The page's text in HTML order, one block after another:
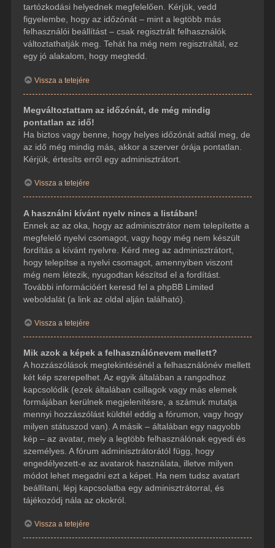
tartózkodási helyednek megfelelően. Kérjük, vedd
figyelembe, hogy az időzónát – mint a legtöbb más
felhasználói beállítást – csak regisztrált felhasználók
változtathatják meg. Tehát ha még nem regisztráltál, ez
egy jó alakalom, hogy megtedd.
Vissza a tetejére
Megváltoztattam az időzónát, de még mindig
pontatlan az idő!
Ha biztos vagy benne, hogy helyes időzónát adtál meg, de
az idő még mindig más, akkor a szerver órája pontatlan.
Kérjük, értesíts erről egy adminisztrátort.
Vissza a tetejére
A használni kívánt nyelv nincs a listában!
Ennek az az oka, hogy az adminisztrátor nem telepítette a
megfelelő nyelvi csomagot, vagy hogy még nem készült
fordítás a kívánt nyelvre. Kérd meg az adminisztrátort,
hogy telepítse a nyelvi csomagot, amennyiben viszont
még nem létezik, nyugodtan készítsd el a fordítást.
További információért keresd fel a phpBB Limited
weboldalát (a link az oldal alján található).
Vissza a tetejére
Mik azok a képek a felhasználónevem mellett?
A hozzászólások megtekintésénél a felhasználónév mellett
két kép szerepelhet. Az egyik általában a rangodhoz
kapcsolódik (ezek általában csillagok vagy más elemek
formájában kerülnek megjelenítésre, a számuk mutatja
mennyi hozzászólást küldtél eddig a fórumon, vagy hogy
milyen státuszod van). A másik – általában egy nagyobb
kép – az avatar, mely a legtöbb felhasználónak egyedi és
személyes. A fórum adminisztrátorától függ, hogy
engedélyezett-e az avatarok használata, illetve milyen
módot lehet megadni ezt a képet. Ha nem tudsz avatart
beállítani, lépj kapcsolatba egy adminisztrátorral, és
tájékozódj nála az okokról.
Vissza a tetejére